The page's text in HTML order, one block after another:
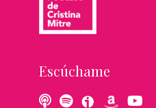
Escúchame